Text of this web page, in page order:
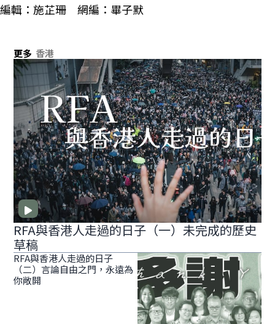
編輯：施芷珊 網編：畢子默
更多 香港
RFA與香港人走過的日子（一）未完成的歷史
草稿
RFA與香港人走過的日子
（二）言論自由之門，永遠為
你敞開